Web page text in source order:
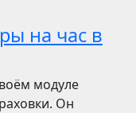
на час в
модуле
Он